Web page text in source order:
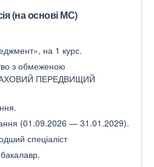
(на основі МС)
на 1 курс.
з обмеженою
ПЕРЕДВИЩИЙ
(01.09.2026 — 31.01.2029).
спеціаліст